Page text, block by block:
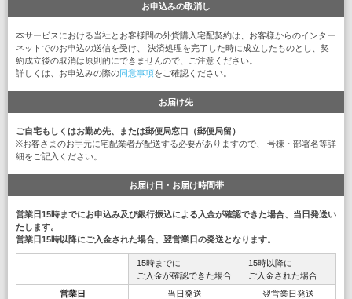
お申込みの取消し
本サービスにおける当社とお客様間の外貨購入宅配契約は、お客様からのインター
ネットでのお申込の送信を受け、 決済処理を完了した時に成立したものとし、契
約成立後の取消は原則的にできませんので、ご注意ください。
詳しくは、お申込みの際の同意事項をご確認ください。
お届け先
ご自宅もしくはお勤め先、または郵便局窓口（郵便局留）
※お客さまのお手元に宅配業者が配送する必要がありますので、 号棟・部署名等詳
細をご記入ください。
お届け日・お届け時間帯
営業日15時までにお申込み及び銀行振込による入金が確認できた場合、当日発送い
たします。
営業日15時以降にご入金された場合、翌営業日の発送となります。
15時までに
ご入金が確認できた場合
15時以降に
ご入金された場合
営業日
当日発送
翌営業日発送